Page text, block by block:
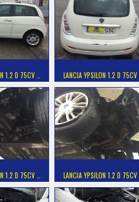
1.2 D 75CV … LANCIA YPSILON 1.2 D 75CV …
1.2 D 75CV … LANCIA YPSILON 1.2 D 75CV …